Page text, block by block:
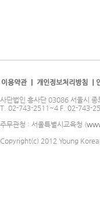
사단법인 흥사단 03086 서울시
T. 02-743-2511~4 F. 02-743-
주무관청 : 서울특별시교육청 (
Copyright(c) 2012 Young